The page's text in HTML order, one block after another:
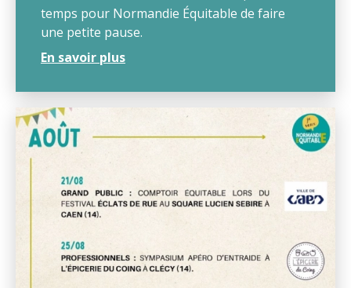
temps pour Normandie Équitable de faire
une petite pause.
En savoir plus